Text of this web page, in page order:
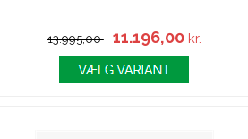
13.995,00 11.196,00 kr.